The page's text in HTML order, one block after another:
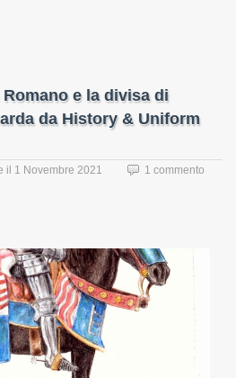
e la divisa di
da History & Uniform
il 1 Novembre 2021 1 commento